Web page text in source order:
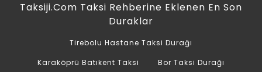
Taksiji.Com Taksi Rehberine Eklenen En Son
Duraklar
Tirebolu Hastane Taksi Durağı
Karaköprü Batıkent Taksi
Bor Taksi Durağı